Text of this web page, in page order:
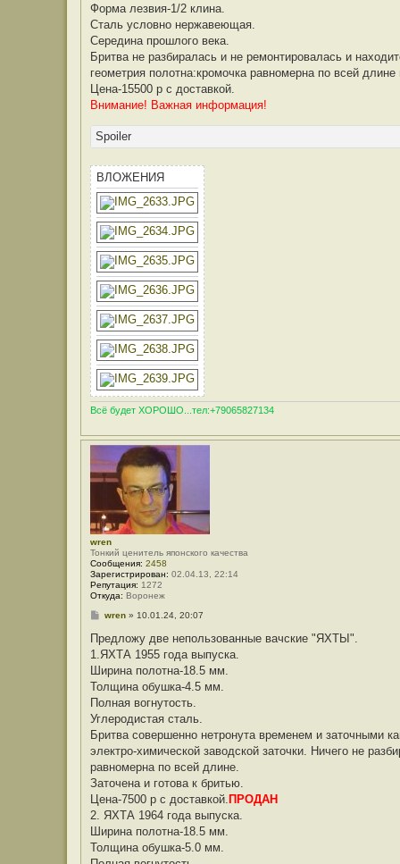
и
е
Форма лезвия-1/2 клина.
Сталь условно нержавеющая.
Середина прошлого века.
Бритва не разбиралась и не ремонтировалась и
геометрия полотна:кромочка равномерна по всей
Цена-15500 р с доставкой.
Внимание! Важная информация!
Spoiler
ВЛОЖЕНИЯ
Всё будет ХОРОШО...тел:+79065827134
wren
Тонкий ценитель японского качества
Сообщения: 2458
Зарегистрирован: 02.04.13, 22:14
Репутация: 1272
Откуда: Воронеж
С
о
щ
е
и
е
wren» 10.01.24, 20:07
Предложу две непользованные вачские "ЯХТЫ".
1.ЯХТА 1955 года выпуска.
Ширина полотна-18.5 мм.
Толщина обушка-4.5 мм.
Полная вогнутость.
Углеродистая сталь.
Бритва совершенно нетронута временем и заточными
электро-химической заводской заточки. Ничего не
равномерна по всей длине.
Заточена и готова к бритью.
Цена-7500 р с доставкой. ПРОДАН
2. ЯХТА 1964 года выпуска.
Ширина полотна-18.5 мм.
Толщина обушка-5.0 мм.